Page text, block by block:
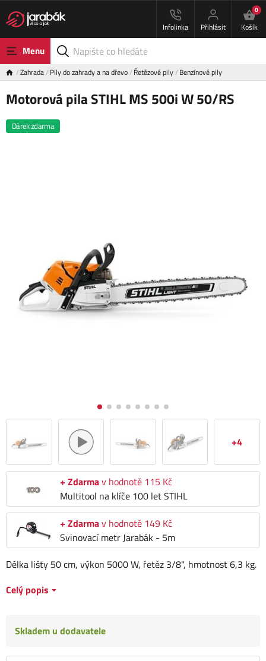
Infolinka Přihlásit
0
Košík
Menu
Zahrada Pily do zahrady a na dřevo Řetězové pily Benzínové pily
Motorová pila STIHL MS 500i W 50/RS
Dárek zdarma
+4
+ Zdarmav hodnotě 115 Kč
Multitool na klíče 100 let STIHL
+ Zdarmav hodnotě 149 Kč
Svinovací metr Jarabák - 5m
Délka lišty 50 cm, výkon 5000 W, řetěz 3/8", hmotnost 6,3 kg.
Celý popis
Skladem u dodavatele